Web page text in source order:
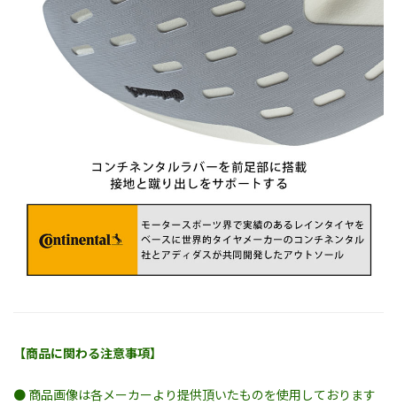
【商品に関わる注意事項】
● 商品画像は各メーカーより提供頂いたものを使用しております